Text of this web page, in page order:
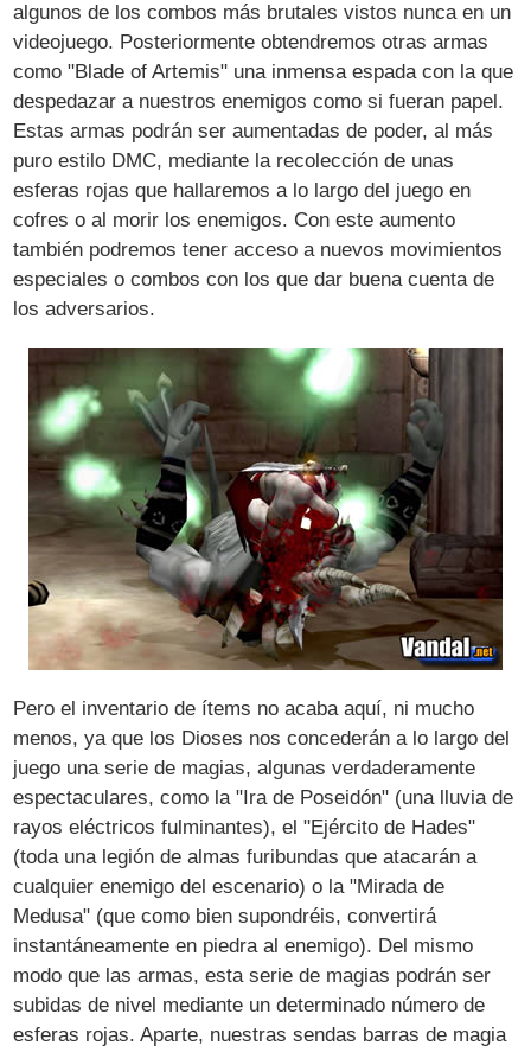
algunos de los combos más brutales vistos nunca en un
videojuego. Posteriormente obtendremos otras armas
como "Blade of Artemis" una inmensa espada con la que
despedazar a nuestros enemigos como si fueran papel.
Estas armas podrán ser aumentadas de poder, al más
puro estilo DMC, mediante la recolección de unas
esferas rojas que hallaremos a lo largo del juego en
cofres o al morir los enemigos. Con este aumento
también podremos tener acceso a nuevos movimientos
especiales o combos con los que dar buena cuenta de
los adversarios.
Pero el inventario de ítems no acaba aquí, ni mucho
menos, ya que los Dioses nos concederán a lo largo del
juego una serie de magias, algunas verdaderamente
espectaculares, como la "Ira de Poseidón" (una lluvia de
rayos eléctricos fulminantes), el "Ejército de Hades"
(toda una legión de almas furibundas que atacarán a
cualquier enemigo del escenario) o la "Mirada de
Medusa" (que como bien supondréis, convertirá
instantáneamente en piedra al enemigo). Del mismo
modo que las armas, esta serie de magias podrán ser
subidas de nivel mediante un determinado número de
esferas rojas. Aparte, nuestras sendas barras de magia